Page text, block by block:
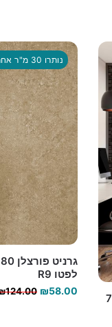
בריק דמוי פירוק LOFT NERO מידה 24*7
נותרו 30 מ"ר אחרונים - רק 58 שח כולל מעמ
לפטו R9
124.00 ₪58.00